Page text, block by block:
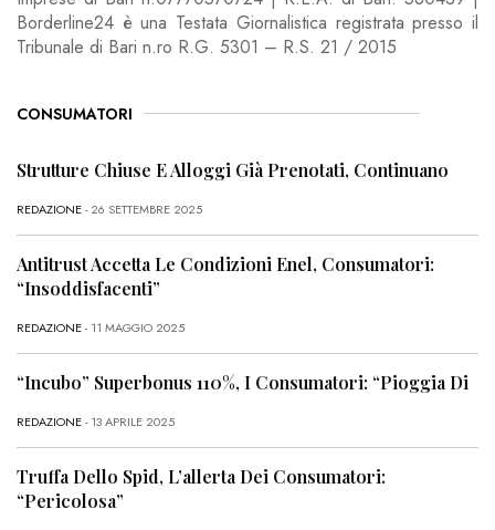
Borderline24 è una Testata Giornalistica registrata presso il
Tribunale di Bari n.ro R.G. 5301 – R.S. 21 / 2015
CONSUMATORI
Strutture Chiuse E Alloggi Già Prenotati, Continuano
REDAZIONE- 26 SETTEMBRE 2025
Antitrust Accetta Le Condizioni Enel, Consumatori:
“Insoddisfacenti”
REDAZIONE- 11 MAGGIO 2025
“Incubo” Superbonus 110%, I Consumatori: “Pioggia Di
REDAZIONE- 13 APRILE 2025
Truffa Dello Spid, L’allerta Dei Consumatori:
“Pericolosa”